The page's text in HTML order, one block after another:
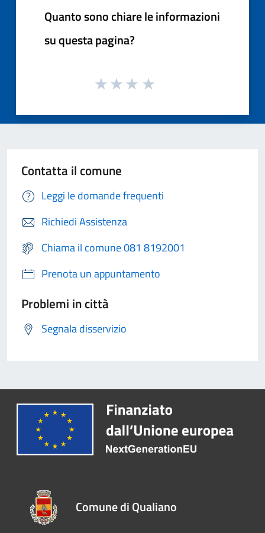
Quanto sono chiare le informazioni
su questa pagina?
Contatta il comune
Leggi le domande frequenti
Richiedi Assistenza
Chiama il comune 081 8192001
Prenota un appuntamento
Problemi in città
Segnala disservizio
Comune di Qualiano